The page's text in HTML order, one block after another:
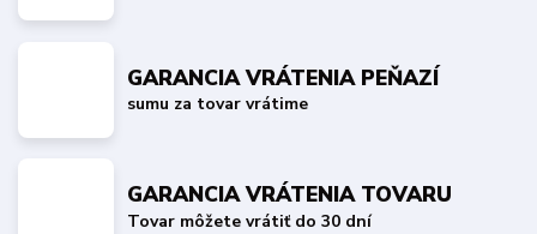
GARANCIA VRÁTENIA PEŇAZÍ
sumu za tovar vrátime
GARANCIA VRÁTENIA TOVARU
Tovar môžete vrátiť do 30 dní